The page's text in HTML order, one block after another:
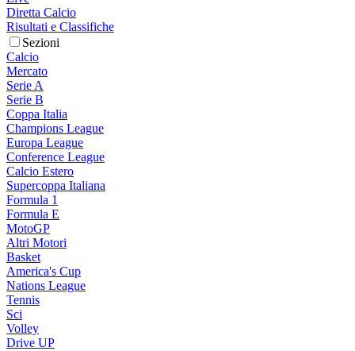
Diretta Calcio
Risultati e Classifiche
Sezioni
Calcio
Mercato
Serie A
Serie B
Coppa Italia
Champions League
Europa League
Conference League
Calcio Estero
Supercoppa Italiana
Formula 1
Formula E
MotoGP
Altri Motori
Basket
America's Cup
Nations League
Tennis
Sci
Volley
Drive UP